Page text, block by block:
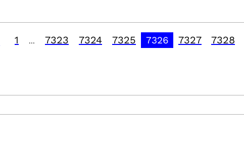
1 7323 7324 7325 7326 7327 7328